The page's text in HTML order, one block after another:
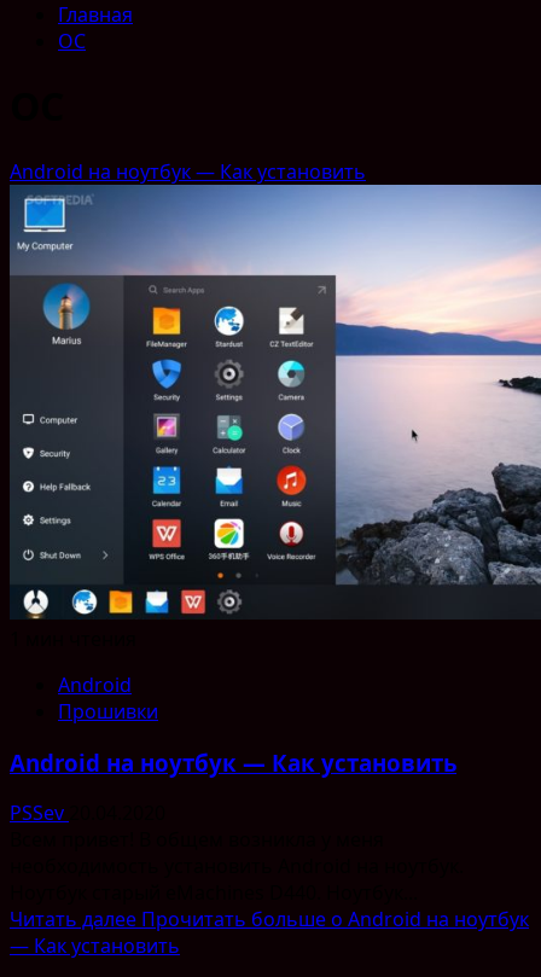
Главная
ОС
Android на ноутбук — Как установить
Android
Прошивки
Android на ноутбук — Как установить
PSSev
Читать далее Прочитать больше о Android на ноутбук
— Как установить